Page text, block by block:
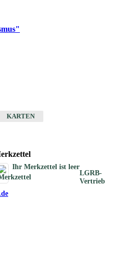
KARTEN
Ihr Merkzettel ist leer
LGRB-
Vertrieb